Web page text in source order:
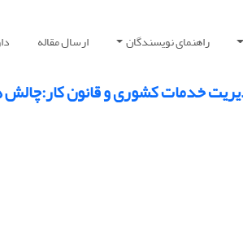
راهنمای نویسندگان ارسال مقاله
خدمات کشوری و قانون کار:چالش